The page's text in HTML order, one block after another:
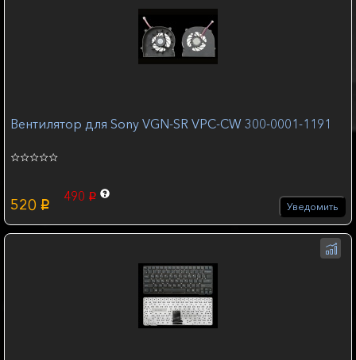
Вентилятор для Sony VGN-SR VPC-CW 300-0001-1191
520 p
490 p
Уведомить